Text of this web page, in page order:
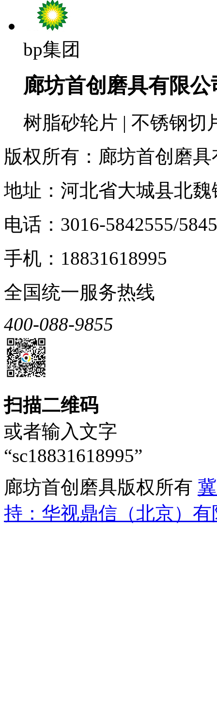
bp集团
廊坊首创磨具有限公
树脂砂轮片 | 不锈钢切
版权所有：廊坊首创磨
地址：河北省大城县北
电话：3016-5842555/
手机：18831618995
全国统一服务热线
400-088-9855
扫描二维码
或者输入文字
“sc18831618995”
廊坊首创磨具版权所有
持：华视鼎信（北京）有